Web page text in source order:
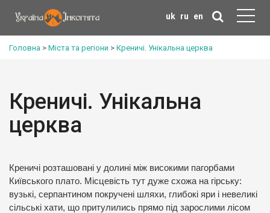
uk ru en
Головна > Міста та регіони > Креничі. Унікальна церква
Креничі. Унікальна
церква
Креничі розташовані у долині між високими пагорбами
Київського плато. Місцевість тут дуже схожа на гірську:
вузькі, серпантином покручені шляхи, глибокі яри і невеликі
сільські хати, що притулились прямо під зарослими лісом